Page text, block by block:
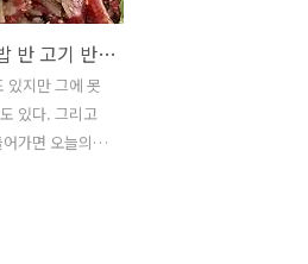
종로 백제정육점 : 밥 반 고기 반의 육회비빔밥을 원하신다면
있지만 그에 못
있다. 그리고
가면 오늘의